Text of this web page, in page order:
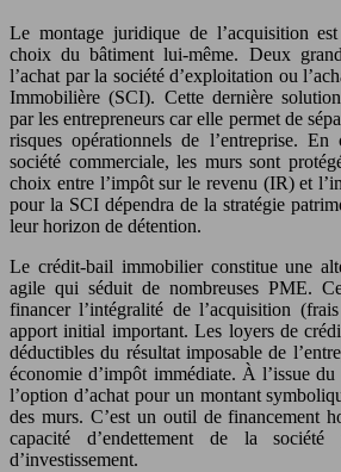
Le montage juridique de l’acquisition
choix du bâtiment lui-même. Deux
l’achat par la société d’exploitation ou
Immobilière (SCI). Cette dernière
par les entrepreneurs car elle permet de
risques opérationnels de l’entreprise.
société commerciale, les murs sont
choix entre l’impôt sur le revenu (IR) et
pour la SCI dépendra de la stratégie
leur horizon de détention.
Le crédit-bail immobilier constitue une
agile qui séduit de nombreuses PME.
financer l’intégralité de l’acquisition
apport initial important. Les loyers de
déductibles du résultat imposable de
économie d’impôt immédiate. À l’issue
l’option d’achat pour un montant
des murs. C’est un outil de financement
capacité d’endettement de la société
d’investissement.